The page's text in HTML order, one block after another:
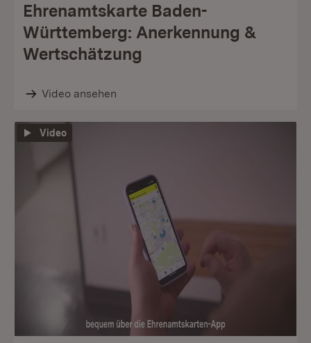
Ehrenamtskarte Baden-
Württemberg: Anerkennung &
Wertschätzung
Video ansehen
Video